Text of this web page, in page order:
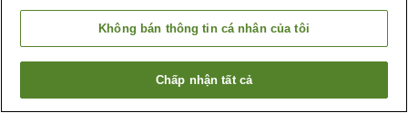
Cafe
Shirakami Tenbo Onsen Hotel Sunrural Ogata
Tìm phòng trống
Không bán thông tin cá nhân của tôi
Chấp nhận tất cả